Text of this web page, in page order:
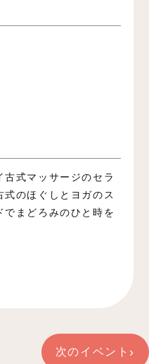
古式マッサージのセラ
式のほぐしとヨガのス
でまどろみのひと時を
次のイベント ›